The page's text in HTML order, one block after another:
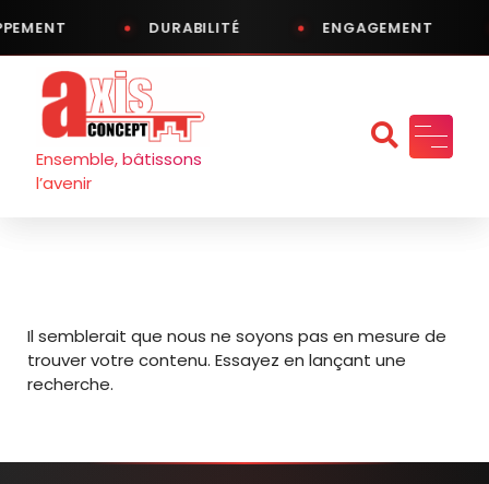
DURABILITÉ ENGAGEMENT
contenu
Ensemble, bâtissons
l’avenir
Il semblerait que nous ne soyons pas en mesure de
trouver votre contenu. Essayez en lançant une
recherche.